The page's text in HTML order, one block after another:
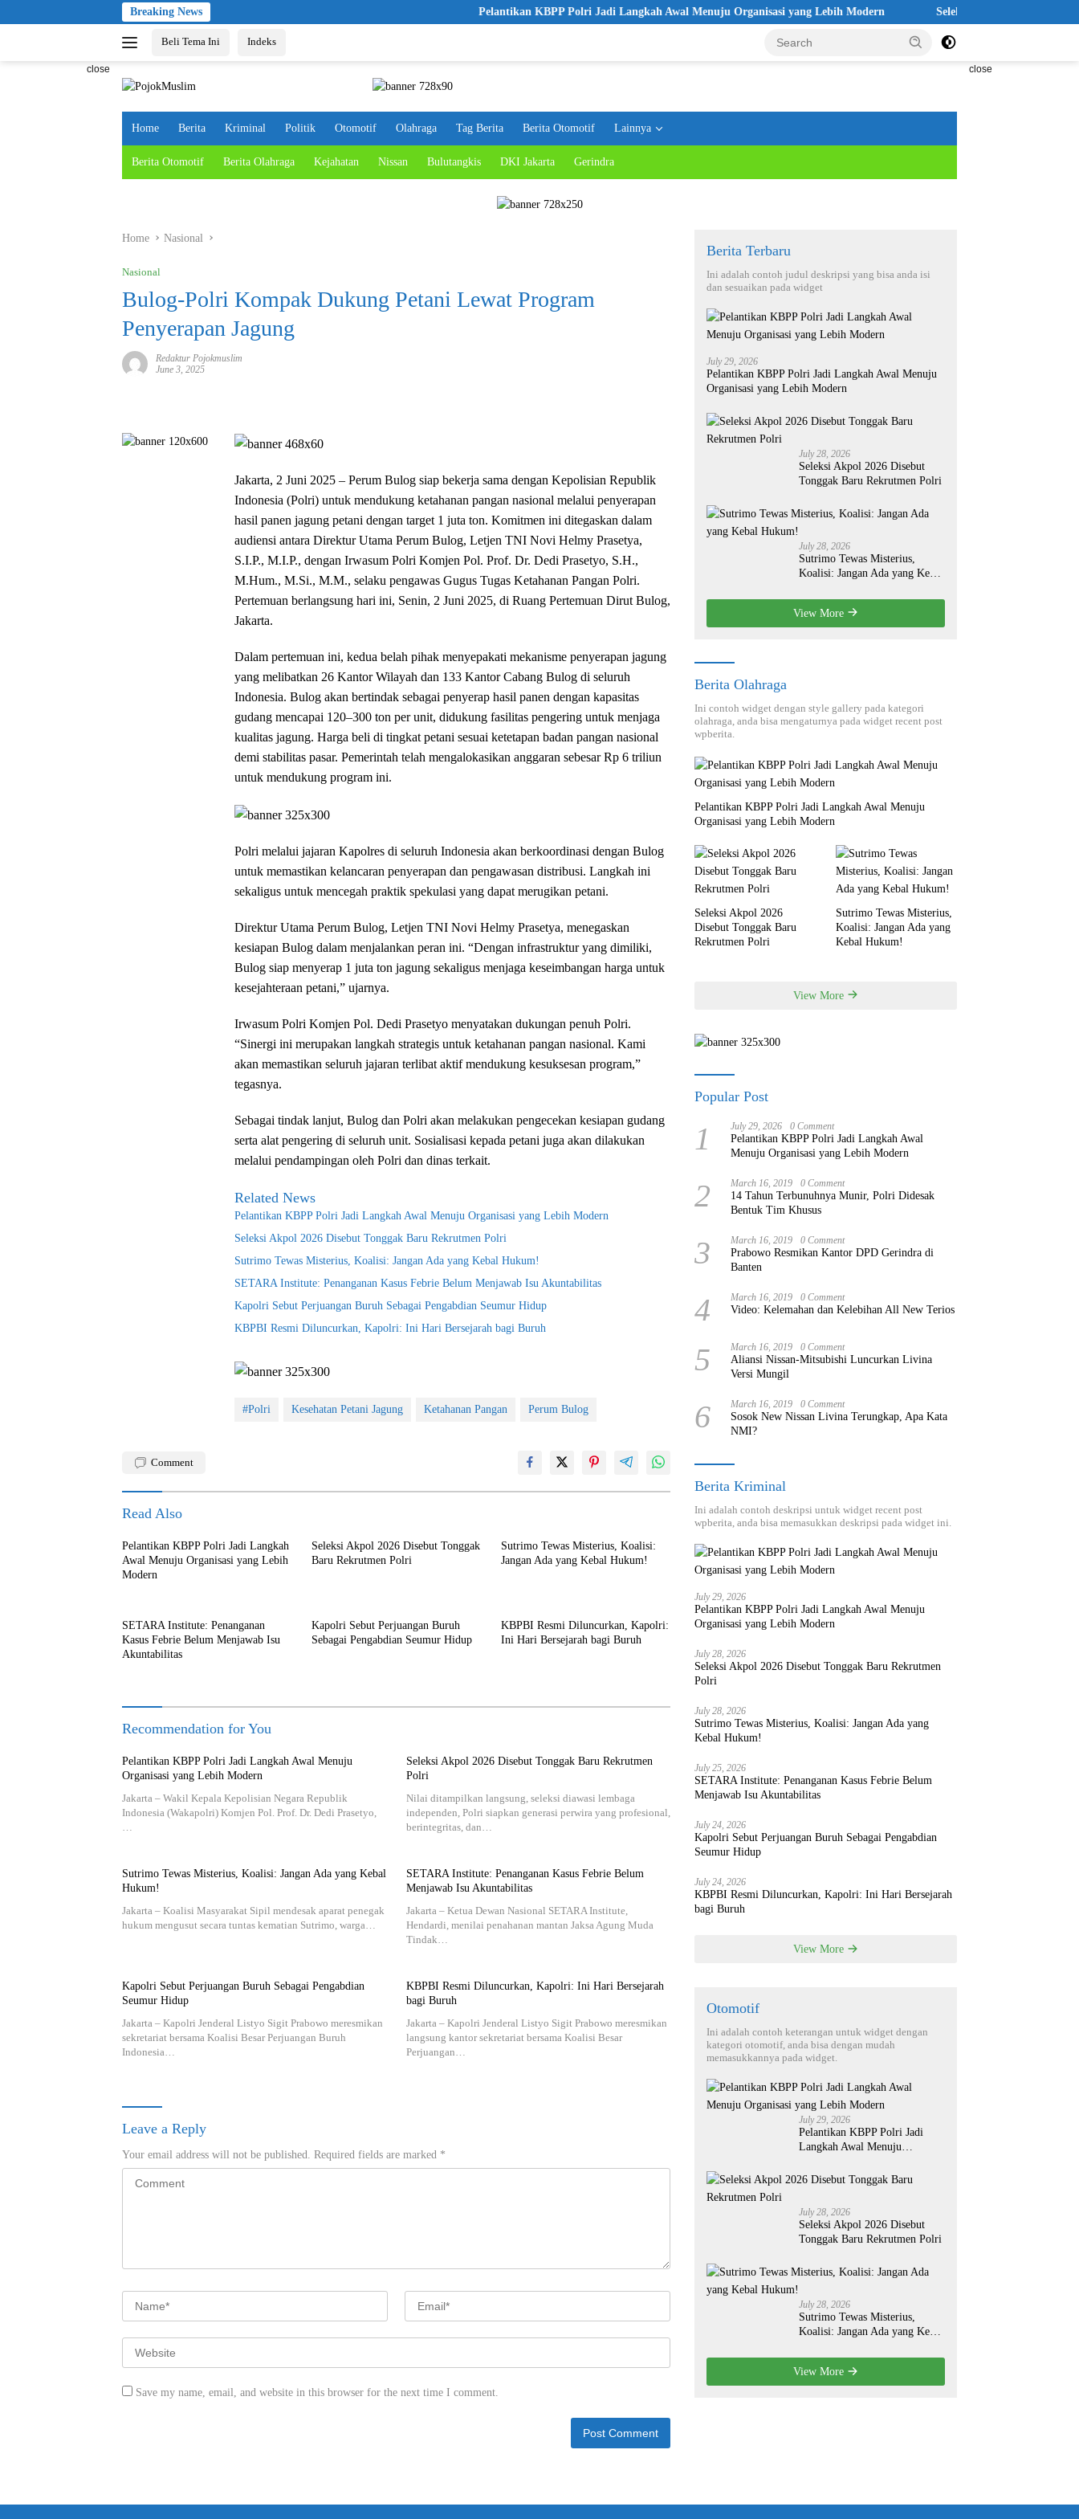
to
Breaking News Pelantikan KBPP Polri Jadi Langkah Awal Menuju Organisasi yang Lebih Modern Seleksi Akpol 2026 Disebut
Beli Tema Ini Indeks
close close
Home Berita Kriminal Politik Otomotif Olahraga Tag Berita Berita Otomotif Lainnya
Berita Otomotif Berita Olahraga Kejahatan Nissan Bulutangkis DKI Jakarta Gerindra
Home Nasional
Nasional
Bulog-Polri Kompak Dukung Petani Lewat Program
Penyerapan Jagung
Redaktur Pojokmuslim
June 3, 2025
Jakarta, 2 Juni 2025 – Perum Bulog siap bekerja sama dengan Kepolisian Republik
Indonesia (Polri) untuk mendukung ketahanan pangan nasional melalui penyerapan
hasil panen jagung petani dengan target 1 juta ton. Komitmen ini ditegaskan dalam
audiensi antara Direktur Utama Perum Bulog, Letjen TNI Novi Helmy Prasetya,
S.I.P., M.I.P., dengan Irwasum Polri Komjen Pol. Prof. Dr. Dedi Prasetyo, S.H.,
M.Hum., M.Si., M.M., selaku pengawas Gugus Tugas Ketahanan Pangan Polri.
Pertemuan berlangsung hari ini, Senin, 2 Juni 2025, di Ruang Pertemuan Dirut Bulog,
Jakarta.
Dalam pertemuan ini, kedua belah pihak menyepakati mekanisme penyerapan jagung
yang melibatkan 26 Kantor Wilayah dan 133 Kantor Cabang Bulog di seluruh
Indonesia. Bulog akan bertindak sebagai penyerap hasil panen dengan kapasitas
gudang mencapai 120–300 ton per unit, didukung fasilitas pengering untuk menjaga
kualitas jagung. Harga beli di tingkat petani sesuai ketetapan badan pangan nasional
demi stabilitas pasar. Pemerintah telah mengalokasikan anggaran sebesar Rp 6 triliun
untuk mendukung program ini.
Polri melalui jajaran Kapolres di seluruh Indonesia akan berkoordinasi dengan Bulog
untuk memastikan kelancaran penyerapan dan pengawasan distribusi. Langkah ini
sekaligus untuk mencegah praktik spekulasi yang dapat merugikan petani.
Direktur Utama Perum Bulog, Letjen TNI Novi Helmy Prasetya, menegaskan
kesiapan Bulog dalam menjalankan peran ini. “Dengan infrastruktur yang dimiliki,
Bulog siap menyerap 1 juta ton jagung sekaligus menjaga keseimbangan harga untuk
kesejahteraan petani,” ujarnya.
Irwasum Polri Komjen Pol. Dedi Prasetyo menyatakan dukungan penuh Polri.
“Sinergi ini merupakan langkah strategis untuk ketahanan pangan nasional. Kami
akan memastikan seluruh jajaran terlibat aktif mendukung kesuksesan program,”
tegasnya.
Sebagai tindak lanjut, Bulog dan Polri akan melakukan pengecekan kesiapan gudang
serta alat pengering di seluruh unit. Sosialisasi kepada petani juga akan dilakukan
melalui pendampingan oleh Polri dan dinas terkait.
Related News
Pelantikan KBPP Polri Jadi Langkah Awal Menuju Organisasi yang Lebih Modern
Seleksi Akpol 2026 Disebut Tonggak Baru Rekrutmen Polri
Sutrimo Tewas Misterius, Koalisi: Jangan Ada yang Kebal Hukum!
SETARA Institute: Penanganan Kasus Febrie Belum Menjawab Isu Akuntabilitas
Kapolri Sebut Perjuangan Buruh Sebagai Pengabdian Seumur Hidup
KBPBI Resmi Diluncurkan, Kapolri: Ini Hari Bersejarah bagi Buruh
#Polri Kesehatan Petani Jagung Ketahanan Pangan Perum Bulog
Comment
Read Also
Pelantikan KBPP Polri Jadi Langkah
Awal Menuju Organisasi yang Lebih
Modern
Seleksi Akpol 2026 Disebut Tonggak
Baru Rekrutmen Polri
Sutrimo Tewas Misterius, Koalisi:
Jangan Ada yang Kebal Hukum!
SETARA Institute: Penanganan
Kasus Febrie Belum Menjawab Isu
Akuntabilitas
Kapolri Sebut Perjuangan Buruh
Sebagai Pengabdian Seumur Hidup
KBPBI Resmi Diluncurkan, Kapolri:
Ini Hari Bersejarah bagi Buruh
Recommendation for You
Pelantikan KBPP Polri Jadi Langkah Awal Menuju
Organisasi yang Lebih Modern
Jakarta – Wakil Kepala Kepolisian Negara Republik
Indonesia (Wakapolri) Komjen Pol. Prof. Dr. Dedi Prasetyo,
…
Seleksi Akpol 2026 Disebut Tonggak Baru Rekrutmen
Polri
Nilai ditampilkan langsung, seleksi diawasi lembaga
independen, Polri siapkan generasi perwira yang profesional,
berintegritas, dan…
Sutrimo Tewas Misterius, Koalisi: Jangan Ada yang Kebal
Hukum!
Jakarta – Koalisi Masyarakat Sipil mendesak aparat penegak
hukum mengusut secara tuntas kematian Sutrimo, warga…
SETARA Institute: Penanganan Kasus Febrie Belum
Menjawab Isu Akuntabilitas
Jakarta – Ketua Dewan Nasional SETARA Institute,
Hendardi, menilai penahanan mantan Jaksa Agung Muda
Tindak…
Kapolri Sebut Perjuangan Buruh Sebagai Pengabdian
Seumur Hidup
Jakarta – Kapolri Jenderal Listyo Sigit Prabowo meresmikan
sekretariat bersama Koalisi Besar Perjuangan Buruh
Indonesia…
KBPBI Resmi Diluncurkan, Kapolri: Ini Hari Bersejarah
bagi Buruh
Jakarta – Kapolri Jenderal Listyo Sigit Prabowo meresmikan
langsung kantor sekretariat bersama Koalisi Besar
Perjuangan…
Leave a Reply
Your email address will not be published. Required fields are marked *
Save my name, email, and website in this browser for the next time I comment.
Berita Terbaru
Ini adalah contoh judul deskripsi yang bisa anda isi
dan sesuaikan pada widget
July 29, 2026
Pelantikan KBPP Polri Jadi Langkah Awal Menuju
Organisasi yang Lebih Modern
July 28, 2026
Seleksi Akpol 2026 Disebut
Tonggak Baru Rekrutmen Polri
July 28, 2026
Sutrimo Tewas Misterius,
Koalisi: Jangan Ada yang Kebal
View More
Berita Olahraga
Ini contoh widget dengan style gallery pada kategori
olahraga, anda bisa mengaturnya pada widget recent post
wpberita.
Pelantikan KBPP Polri Jadi Langkah Awal Menuju
Organisasi yang Lebih Modern
Seleksi Akpol 2026
Disebut Tonggak Baru
Rekrutmen Polri
Sutrimo Tewas Misterius,
Koalisi: Jangan Ada yang
Kebal Hukum!
View More
Popular Post
1 July 29, 2026 0 Comment
Pelantikan KBPP Polri Jadi Langkah Awal
Menuju Organisasi yang Lebih Modern
2 March 16, 2019 0 Comment
14 Tahun Terbunuhnya Munir, Polri Didesak
Bentuk Tim Khusus
3 March 16, 2019 0 Comment
Prabowo Resmikan Kantor DPD Gerindra di
Banten
4 March 16, 2019 0 Comment
Video: Kelemahan dan Kelebihan All New Terios
5 March 16, 2019 0 Comment
Aliansi Nissan-Mitsubishi Luncurkan Livina
Versi Mungil
6 March 16, 2019 0 Comment
Sosok New Nissan Livina Terungkap, Apa Kata
NMI?
Berita Kriminal
Ini adalah contoh deskripsi untuk widget recent post
wpberita, anda bisa memasukkan deskripsi pada widget ini.
July 29, 2026
Pelantikan KBPP Polri Jadi Langkah Awal Menuju
Organisasi yang Lebih Modern
July 28, 2026
Seleksi Akpol 2026 Disebut Tonggak Baru Rekrutmen
Polri
July 28, 2026
Sutrimo Tewas Misterius, Koalisi: Jangan Ada yang
Kebal Hukum!
July 25, 2026
SETARA Institute: Penanganan Kasus Febrie Belum
Menjawab Isu Akuntabilitas
July 24, 2026
Kapolri Sebut Perjuangan Buruh Sebagai Pengabdian
Seumur Hidup
July 24, 2026
KBPBI Resmi Diluncurkan, Kapolri: Ini Hari Bersejarah
bagi Buruh
View More
Otomotif
Ini adalah contoh keterangan untuk widget dengan
kategori otomotif, anda bisa dengan mudah
memasukkannya pada widget.
July 29, 2026
Pelantikan KBPP Polri Jadi
Langkah Awal Menuju
July 28, 2026
Seleksi Akpol 2026 Disebut
Tonggak Baru Rekrutmen Polri
July 28, 2026
Sutrimo Tewas Misterius,
Koalisi: Jangan Ada yang Kebal
View More